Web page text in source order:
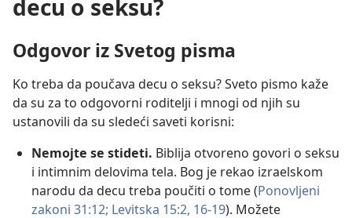
decu o seksu?
Odgovor iz Svetog pisma
Ko treba da poučava decu o seksu? Sveto pismo kaže
da su za to odgovorni roditelji i mnogi od njih su
ustanovili da su sledeći saveti korisni:
Nemojte se stideti. Biblija otvoreno govori o seksu
i intimnim delovima tela. Bog je rekao izraelskom
narodu da decu treba poučiti o tome (Ponovljeni
zakoni 31:12; Levitska 15:2, 16-19). Možete